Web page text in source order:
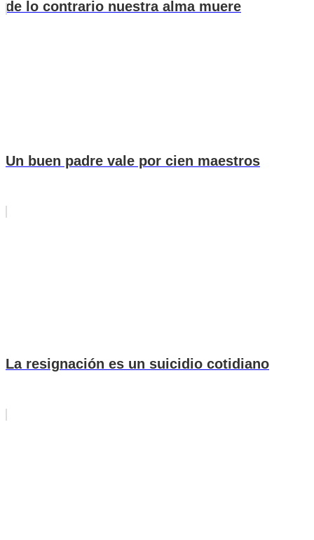
de lo contrario nuestra alma muere
Un buen padre vale por cien maestros
La resignación es un suicidio cotidiano